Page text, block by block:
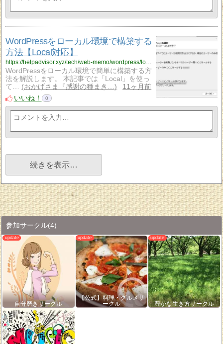
WordPressをローカル環境で構築する
方法【Local対応】
WordPressをローカル環境で簡単に構築する方
法を解説します。 本記事では「Local」を使っ
て…
おかげさま『感謝の種まき…
11ヶ月前
いいね！
0
続きを表示…
参加サークル(4)
自分磨きサークル
【公式】料理・グルメサ
ークル
豊かな生き方サークル